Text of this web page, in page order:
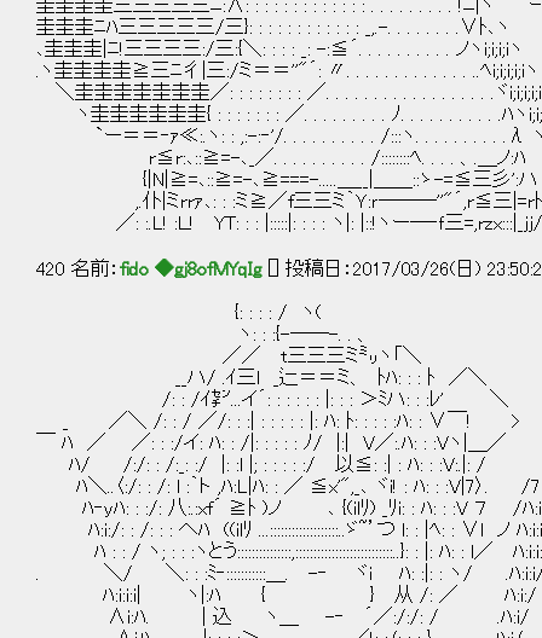
圭圭圭圭三三三三三ﾆ:∧: : : : : : : : : : : : : . . . . . . . . . !ﾆ|ヽ
圭圭圭ﾆﾊ三三三三三/三}: : : : : : : : : : : : _,.-. .
､圭圭圭|ﾆ!三三三三:/三:{＼: : : : _: -:≦´. . . . . .
.ヽ圭圭圭圭≧三ﾆ彳|三:/ミ＝＝''"´: 〃. . . . . . . .
＼圭圭圭圭圭圭圭／: : : : : : : : ／. . . . . . . . .
ヽ圭圭圭圭圭圭{ : : : : : : : ／. . . . . . . . . ﾉ. . . .
`ー＝＝‐ｧ≪:.ヽ: : ,:-:‐'/. . . . . . . . . . /:::ヽ. . . . . . .
r≦r:､::≧=-､_／. . . . . . . . . . /::::::::ﾍ. . . . 、.＿ノ:ﾊ
{|N|≧=､::≧=-､≧===-.....＿__|＿＿::ゝ-=≦三彡':ハ
,.仆|ミrrｧ､: : :ミ≧／f三三ミ｀Ｙ:ｒ───''"´,r≦三
／: :.L! :Ｌ! YT: : : |:::::|: : : : ヽ|: |::!ヽー─‐ｆ三=,rzx:::|_jj/
420 名前： fido ◆gj8ofMYqIg [] 投稿日：2017/03/26(日)
{: : : : / ヽ(
ヽ: : :{-――-. . 、
／／ t三三三ミ㍉ヽ「＼
__ハ/ .ｲ三l _辷＝＝ミ、 ﾄﾊ: : : ﾄ ／＼
/: : /ｲ㌢...イ´: : : : : : |: : : ＞ﾐハ: : :ﾚ' ＼
_ ／＼ /: : / ／/: : :| : : : : : |: ﾊ: ﾄ: : : : :ﾊ: : ∨￣! >
￣ ﾊ ／ ／: : :/イ: ﾊ: : /|: : : : : ﾉ/ |:| V／:.ﾊ: : :Vヽ|
ﾊ/ /:/: : /:_: :/ |: :l |; : : : : :/ 以≦: :| :
ﾊ＼..〈:/: : /: l :｀ト ,ﾊ:L|ﾊ: : ／ ≦x'",_､ ヾi! : ﾊ: : :V|7〉
ﾊ‐yﾊ: : :/: 八:.:xf´ ≧ﾄ )ノ ､ {(ilﾘ) _ﾘi: :
ﾊ:i:/: : /: : : へﾊ ((ilﾘ ...:::::::::::::::::::..ゞ~’つ l: : |ﾍ: :
ﾊ : : / ヽ; : : :ヽとう:::::::::::::::,:::::::::::::::::::::::::::..}: : |: ﾊ: : l
. ＼/ ＼: : :ﾐ‐:::::::::::＿. -‐
ﾊ:i:i:i| ヽ|:ﾊ { } 从 /: ／ ﾊ:i:/ ） 入
∧i:ﾊ. | 込 ヽ＿ -‐ ´／:/:/: / .ﾊ:i/ ）